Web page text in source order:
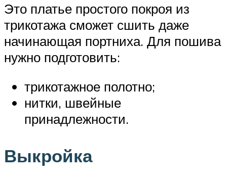
Это платье простого покроя из
трикотажа сможет сшить даже
начинающая портниха. Для пошива
нужно подготовить:
трикотажное полотно;
нитки, швейные
принадлежности.
Выкройка